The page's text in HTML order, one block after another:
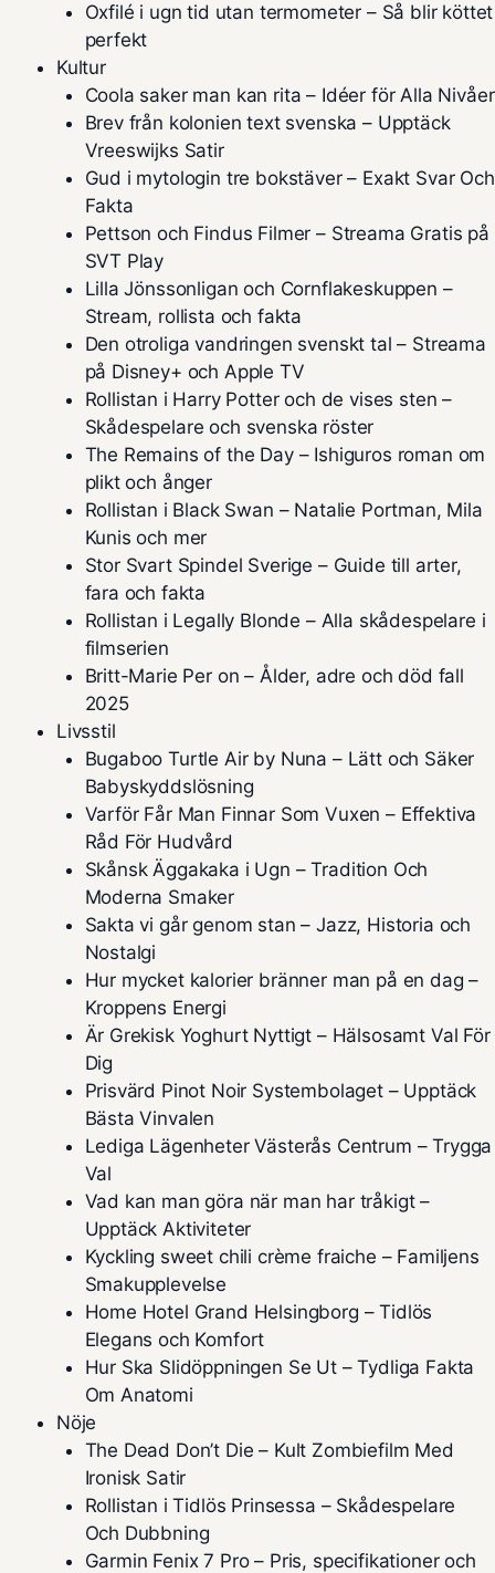
Oxfilé i ugn tid utan termometer – Så blir köttet
perfekt
Kultur
Coola saker man kan rita – Idéer för Alla Nivåer
Brev från kolonien text svenska – Upptäck
Vreeswijks Satir
Gud i mytologin tre bokstäver – Exakt Svar Och
Fakta
Pettson och Findus Filmer – Streama Gratis på
SVT Play
Lilla Jönssonligan och Cornflakeskuppen –
Stream, rollista och fakta
Den otroliga vandringen svenskt tal – Streama
på Disney+ och Apple TV
Rollistan i Harry Potter och de vises sten –
Skådespelare och svenska röster
The Remains of the Day – Ishiguros roman om
plikt och ånger
Rollistan i Black Swan – Natalie Portman, Mila
Kunis och mer
Stor Svart Spindel Sverige – Guide till arter,
fara och fakta
Rollistan i Legally Blonde – Alla skådespelare i
filmserien
Britt-Marie Per on – Ålder, adre och död fall
2025
Livsstil
Bugaboo Turtle Air by Nuna – Lätt och Säker
Babyskyddslösning
Varför Får Man Finnar Som Vuxen – Effektiva
Råd För Hudvård
Skånsk Äggakaka i Ugn – Tradition Och
Moderna Smaker
Sakta vi går genom stan – Jazz, Historia och
Nostalgi
Hur mycket kalorier bränner man på en dag –
Kroppens Energi
Är Grekisk Yoghurt Nyttigt – Hälsosamt Val För
Dig
Prisvärd Pinot Noir Systembolaget – Upptäck
Bästa Vinvalen
Lediga Lägenheter Västerås Centrum – Trygga
Val
Vad kan man göra när man har tråkigt –
Upptäck Aktiviteter
Kyckling sweet chili crème fraiche – Familjens
Smakupplevelse
Home Hotel Grand Helsingborg – Tidlös
Elegans och Komfort
Hur Ska Slidöppningen Se Ut – Tydliga Fakta
Om Anatomi
Nöje
The Dead Don’t Die – Kult Zombiefilm Med
Ironisk Satir
Rollistan i Tidlös Prinsessa – Skådespelare
Och Dubbning
Garmin Fenix 7 Pro – Pris, specifikationer och